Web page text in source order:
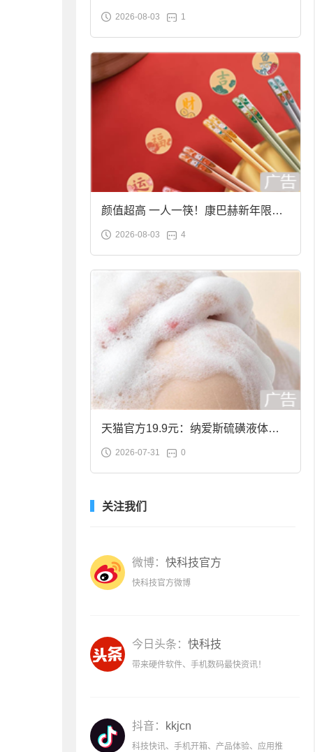
袋装9.9元到手
2026-08-03 1
颜值超高 一人一筷！康巴赫新年限定
合金筷子大促：19.9元
2026-08-03 4
天猫官方19.9元：纳爱斯硫磺液体香
皂2斤大促
2026-07-31 0
关注我们
微博： 快科技官方
快科技官方微博
今日头条： 快科技
带来硬件软件、手机数码最快资讯！
抖音： kkjcn
科技快讯、手机开箱、产品体验、应用推